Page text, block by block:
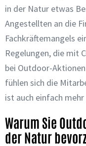
in der Natur etwas
Angestellten an die
Fachkräftemangels
Regelungen, die mit
bei Outdoor-
fühlen sich die
ist auch einfach
Warum Sie
der Natur